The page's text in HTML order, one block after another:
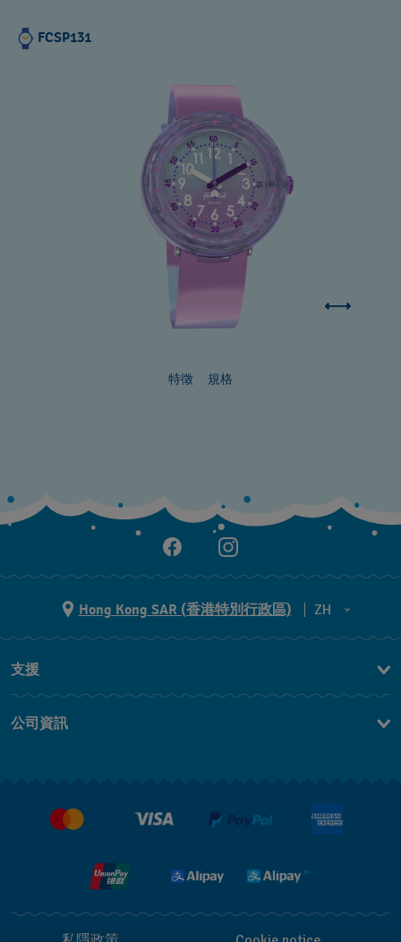
FCSP131
特徵 規格
Hong Kong SAR (香港特別行政區)
ZH
ZH
支援
常見問題
公司資訊